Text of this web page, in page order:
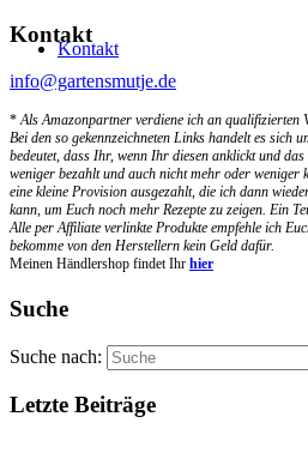
Kontakt
Kontakt
info@gartensmutje.de
*Als Amazonpartner verdiene ich an qualifizierten
Bei den so gekennzeichneten Links handelt es sich
bedeutet, dass Ihr, wenn Ihr diesen anklickt und
weniger bezahlt und auch nicht mehr oder
eine kleine Provision ausgezahlt, die ich dann
kann, um Euch noch mehr Rezepte zu zeigen. Ein
Alle per Affiliate verlinkte Produkte empfehle ich
bekomme von den Herstellern kein Geld dafür.
Meinen Händlershop findet Ihr hier
Suche
Suche nach:
Letzte Beiträge